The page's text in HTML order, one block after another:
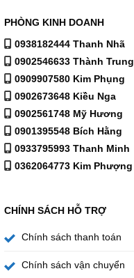
PHÒNG KINH DOANH
0938182444 Thanh Nhã
0902546633 Thành Trung
0909907580 Kim Phụng
0902673648 Kiều Nga
0902561748 Mỹ Hương
0901395548 Bích Hằng
0933795993 Thanh Minh
0362064773 Kim Phượng
CHÍNH SÁCH HỖ TRỢ
Chính sách thanh toán
Chính sách vận chuyển